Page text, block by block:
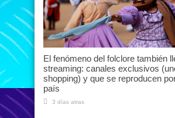
El fenómeno del folclore también
streaming: canales exclusivos
shopping) y que se reproducen
país
3 días atras